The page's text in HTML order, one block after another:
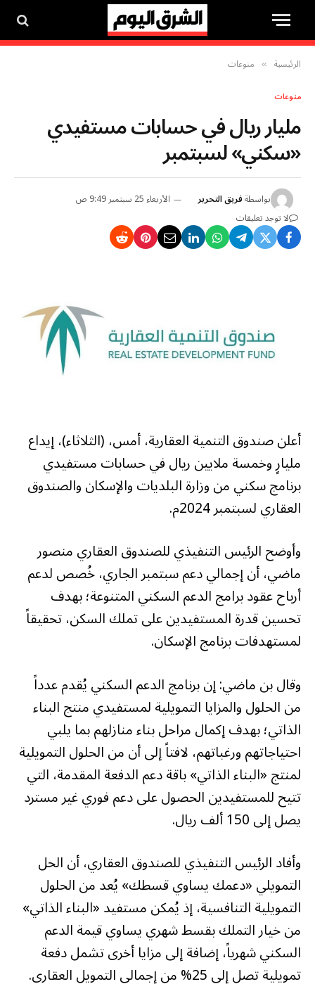
الرئيسية » منوعات
منوعات
مليار ريال في حسابات مستفيدي
«سكني» لسبتمبر
بواسطةفريق التحرير
الأربعاء 25 سبتمبر 9:49 ص
لا توجد تعليقات
أعلن صندوق التنمية العقارية، أمس، (الثلاثاء)، إيداع
مليارٍ وخمسة ملايين ريال في حسابات مستفيدي
برنامج سكني من وزارة البلديات والإسكان والصندوق
العقاري لسبتمبر 2024م.
وأوضح الرئيس التنفيذي للصندوق العقاري منصور
ماضي، أن إجمالي دعم سبتمبر الجاري، خُصص لدعم
أرباح عقود برامج الدعم السكني المتنوعة؛ بهدف
تحسين قدرة المستفيدين على تملك السكن، تحقيقاً
لمستهدفات برنامج الإسكان.
وقال بن ماضي: إن برنامج الدعم السكني يُقدم عدداً
من الحلول والمزايا التمويلية لمستفيدي منتج البناء
الذاتي؛ بهدف إكمال مراحل بناء منازلهم بما يلبي
احتياجاتهم ورغباتهم، لافتاً إلى أن من الحلول التمويلية
لمنتج «البناء الذاتي» باقة دعم الدفعة المقدمة، التي
تتيح للمستفيدين الحصول على دعم فوري غير مسترد
يصل إلى 150 ألف ريال.
وأفاد الرئيس التنفيذي للصندوق العقاري، أن الحل
التمويلي «دعمك يساوي قسطك» يُعد من الحلول
التمويلية التنافسية، إذ يُمكن مستفيد «البناء الذاتي»
من خيار التملك بقسط شهري يساوي قيمة الدعم
السكني شهرياً، إضافة إلى مزايا أخرى تشمل دفعة
تمويلية تصل إلى 25% من إجمالي التمويل العقاري.